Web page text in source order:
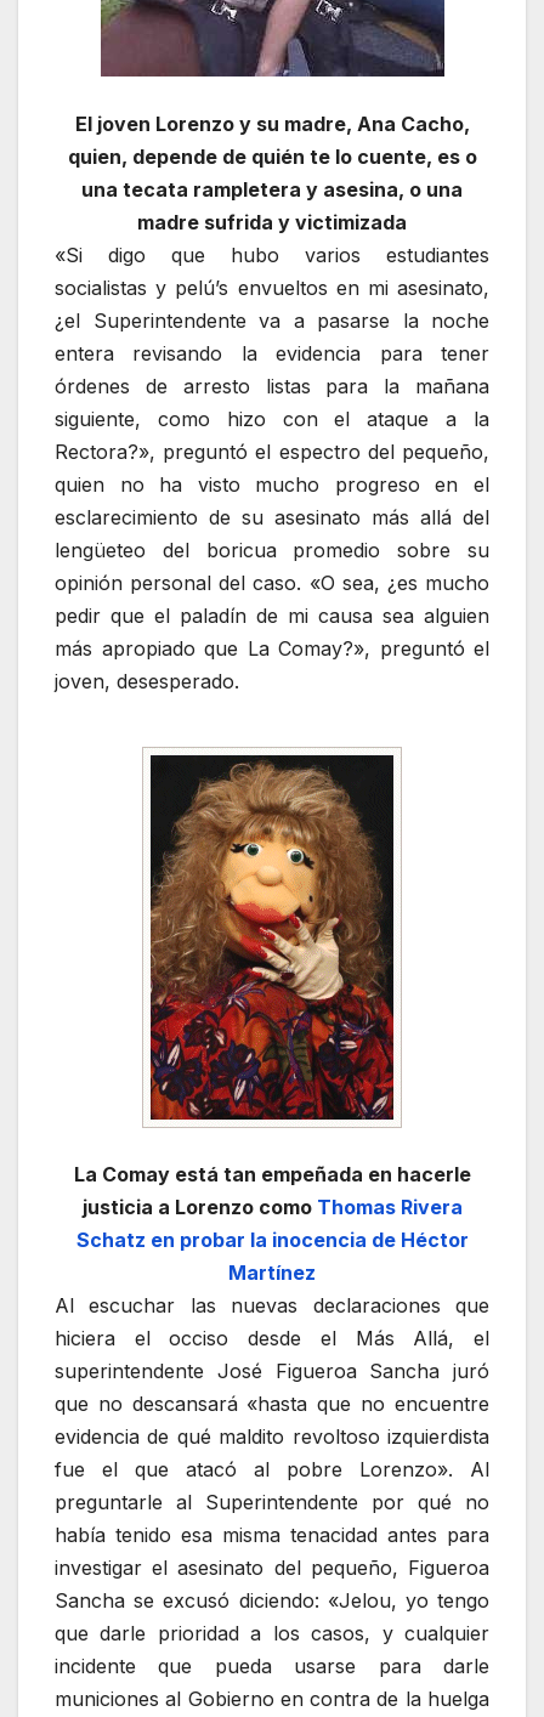
El joven Lorenzo y su madre, Ana Cacho,
quien, depende de quién te lo cuente, es o
una tecata rampletera y asesina, o una
madre sufrida y victimizada
«Si digo que hubo varios estudiantes
socialistas y pelú’s envueltos en mi asesinato,
¿el Superintendente va a pasarse la noche
entera revisando la evidencia para tener
órdenes de arresto listas para la mañana
siguiente, como hizo con el ataque a la
Rectora?», preguntó el espectro del pequeño,
quien no ha visto mucho progreso en el
esclarecimiento de su asesinato más allá del
lengüeteo del boricua promedio sobre su
opinión personal del caso. «O sea, ¿es mucho
pedir que el paladín de mi causa sea alguien
más apropiado que La Comay?», preguntó el
joven, desesperado.
La Comay está tan empeñada en hacerle
justicia a Lorenzo como Thomas Rivera
Schatz en probar la inocencia de Héctor
Martínez
Al escuchar las nuevas declaraciones que
hiciera el occiso desde el Más Allá, el
superintendente José Figueroa Sancha juró
que no descansará «hasta que no encuentre
evidencia de qué maldito revoltoso izquierdista
fue el que atacó al pobre Lorenzo». Al
preguntarle al Superintendente por qué no
había tenido esa misma tenacidad antes para
investigar el asesinato del pequeño, Figueroa
Sancha se excusó diciendo: «Jelou, yo tengo
que darle prioridad a los casos, y cualquier
incidente que pueda usarse para darle
municiones al Gobierno en contra de la huelga